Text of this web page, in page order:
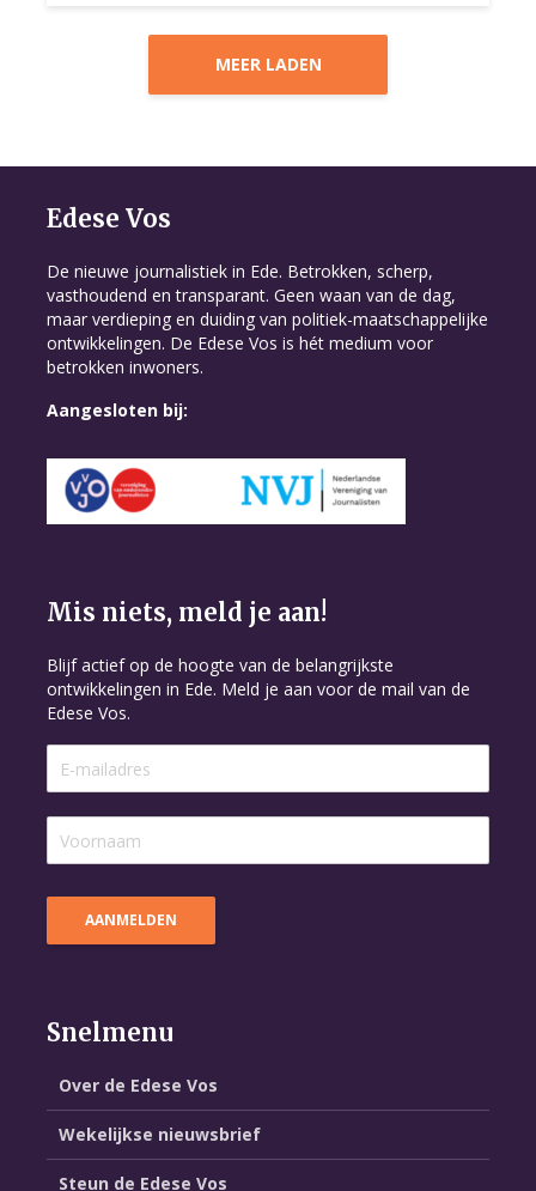
MEER LADEN
Edese Vos
De nieuwe journalistiek in Ede. Betrokken, scherp,
vasthoudend en transparant. Geen waan van de dag,
maar verdieping en duiding van politiek-maatschappelijke
ontwikkelingen. De Edese Vos is hét medium voor
betrokken inwoners.
Aangesloten bij:
Mis niets, meld je aan!
Blijf actief op de hoogte van de belangrijkste
ontwikkelingen in Ede. Meld je aan voor de mail van de
Edese Vos.
Snelmenu
Over de Edese Vos
Wekelijkse nieuwsbrief
Steun de Edese Vos